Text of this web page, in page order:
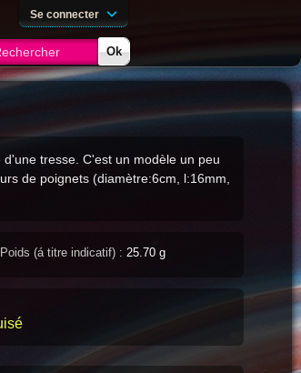
tresse. C'est un modèle un peu
de poignets (diamètre:6cm, l:16mm,
Poids (á titre indicatif) : 25.70 g
Se connecter
Ok